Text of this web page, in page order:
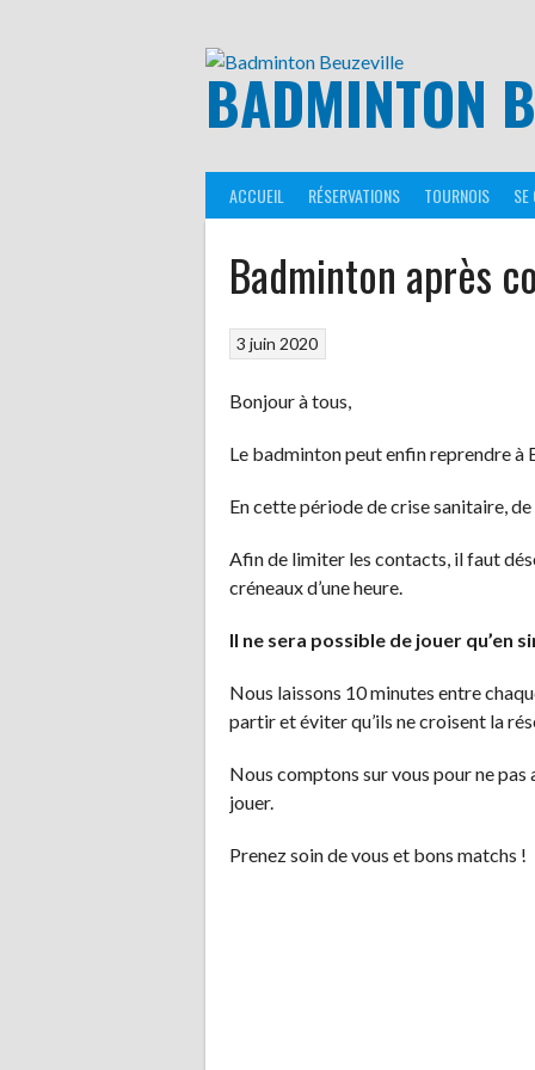
BADMINTON
ACCUEIL RÉSERVATIONS TOURNOIS SE
Badminton après
3 juin 2020
Bonjour à tous,
Le badminton peut enfin reprendre à
En cette période de crise sanitaire,
Afin de limiter les contacts, il faut
créneaux d’une heure.
Il ne sera possible de jouer qu’en
Nous laissons 10 minutes entre
partir et éviter qu’ils ne croisent la
Nous comptons sur vous pour ne
jouer.
Prenez soin de vous et bons matchs !